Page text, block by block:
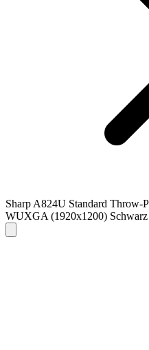
Sharp A824U Standard
WUXGA (1920x1200) Schwarz